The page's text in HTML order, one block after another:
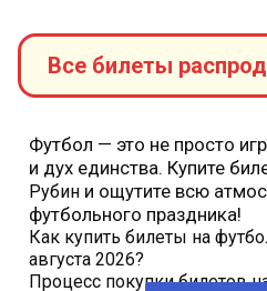
Все билеты
Футбол — это не просто
и дух единства. Купите
Рубин и ощутите всю
футбольного праздника!
Как купить билеты на
августа 2026?
Процесс покупки билетов